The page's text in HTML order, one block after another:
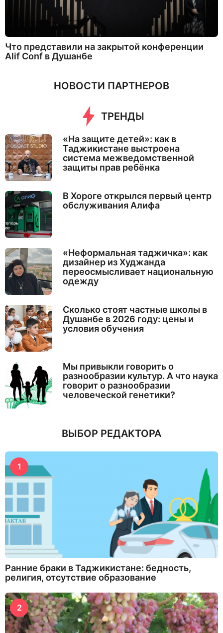
Что представили на закрытой конференции
Alif Conf в Душанбе
НОВОСТИ ПАРТНЕРОВ
ТРЕНДЫ
«На защите детей»: как в
Таджикистане выстроена
система межведомственной
защиты прав ребёнка
В Хороге открылся первый центр
обслуживания Алифа
«Неформальная таджичка»: как
дизайнер из Худжанда
переосмысливает национальную
одежду
Сколько стоят частные школы в
Душанбе в 2026 году: цены и
условия обучения
Мы привыкли говорить о
разнообразии культур. А что наука
говорит о разнообразии
человеческой генетики?
ВЫБОР РЕДАКТОРА
1
Ранние браки в Таджикистане: бедность,
религия, отсутствие образование
2